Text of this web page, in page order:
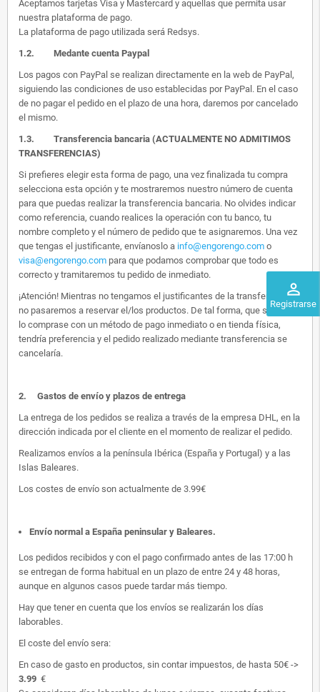
perm_identity
Registrarse
Aceptamos tarjetas Visa y Mastercard y aquellas que permita usar
nuestra plataforma de pago.
La plataforma de pago utilizada será Redsys.
1.2. Medante cuenta Paypal
Los pagos con PayPal se realizan directamente en la web de PayPal,
siguiendo las condiciones de uso establecidas por PayPal. En el caso
de no pagar el pedido en el plazo de una hora, daremos por cancelado
el mismo.
1.3. Transferencia bancaria (ACTUALMENTE NO ADMITIMOS
TRANSFERENCIAS)
Si prefieres elegir esta forma de pago, una vez finalizada tu compra
selecciona esta opción y te mostraremos nuestro número de cuenta
para que puedas realizar la transferencia bancaria. No olvides indicar
como referencia, cuando realices la operación con tu banco, tu
nombre completo y el número de pedido que te asignaremos. Una vez
que tengas el justificante, envíanoslo a info@engorengo.com o
visa@engorengo.com para que podamos comprobar que todo es
correcto y tramitaremos tu pedido de inmediato.
¡Atención! Mientras no tengamos el justificantes de la transferencia,
no pasaremos a reservar el/los productos. De tal forma, que si alguien
lo comprase con un método de pago inmediato o en tienda física,
tendría preferencia y el pedido realizado mediante transferencia se
cancelaría.
2. Gastos de envío y plazos de entrega
La entrega de los pedidos se realiza a través de la empresa DHL, en la
dirección indicada por el cliente en el momento de realizar el pedido.
Realizamos envíos a la península Ibérica (España y Portugal) y a las
Islas Baleares.
Los costes de envío son actualmente de 3.99€
Envío normal a España peninsular y Baleares.
Los pedidos recibidos y con el pago confirmado antes de las 17:00 h
se entregan de forma habitual en un plazo de entre 24 y 48 horas,
aunque en algunos casos puede tardar más tiempo.
Hay que tener en cuenta que los envíos se realizarán los días
laborables.
El coste del envío sera:
En caso de gasto en productos, sin contar impuestos, de hasta 50€ ->
3.99 €